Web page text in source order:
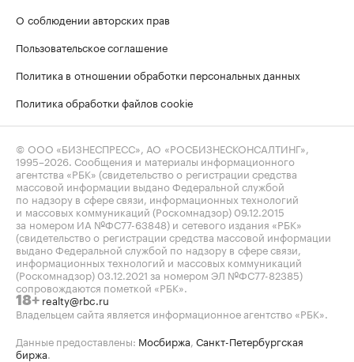
О соблюдении авторских прав
Пользовательское соглашение
Политика в отношении обработки персональных данных
Политика обработки файлов cookie
© ООО «БИЗНЕСПРЕСС», АО «РОСБИЗНЕСКОНСАЛТИНГ»,
1995–2026. Сообщения и материалы информационного
агентства «РБК» (свидетельство о регистрации средства
массовой информации выдано Федеральной службой
по надзору в сфере связи, информационных технологий
и массовых коммуникаций (Роскомнадзор) 09.12.2015
за номером ИА №ФС77-63848) и сетевого издания «РБК»
(свидетельство о регистрации средства массовой информации
выдано Федеральной службой по надзору в сфере связи,
информационных технологий и массовых коммуникаций
(Роскомнадзор) 03.12.2021 за номером ЭЛ №ФС77-82385)
сопровождаются пометкой «РБК».
18+ realty@rbc.ru
Владельцем сайта является информационное агентство «РБК».
Данные предоставлены: Мосбиржа, Санкт-Петербургская
биржа.